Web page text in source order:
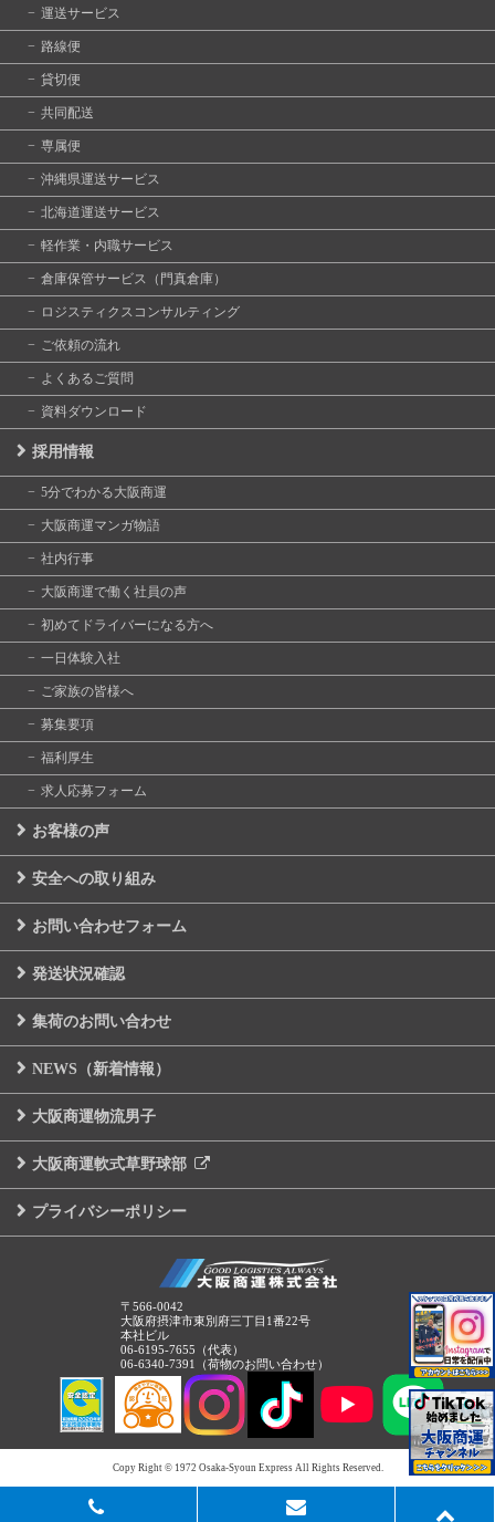
運送サービス
路線便
貸切便
共同配送
専属便
沖縄県運送サービス
北海道運送サービス
軽作業・内職サービス
倉庫保管サービス（門真倉庫）
ロジスティクスコンサルティング
ご依頼の流れ
よくあるご質問
資料ダウンロード
採用情報
5分でわかる大阪商運
大阪商運マンガ物語
社内行事
大阪商運で働く社員の声
初めてドライバーになる方へ
一日体験入社
ご家族の皆様へ
募集要項
福利厚生
求人応募フォーム
お客様の声
安全への取り組み
お問い合わせフォーム
発送状況確認
集荷のお問い合わせ
NEWS（新着情報）
大阪商運物流男子
大阪商運軟式草野球部
プライバシーポリシー
〒566-0042
大阪府摂津市東別府三丁目1番22号
本社ビル
06-6195-7655（代表）
06-6340-7391（荷物のお問い合わせ）
Copy Right © 1972 Osaka-Syoun Express All Rights Reserved.